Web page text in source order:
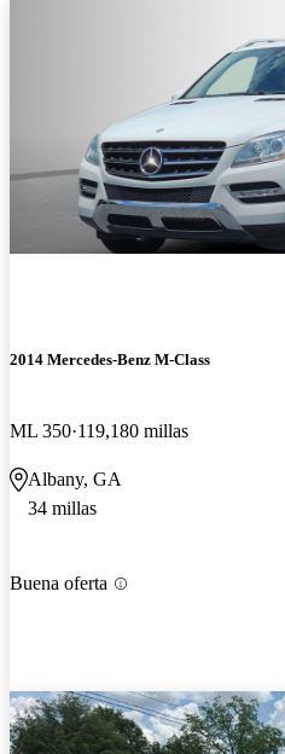
2014 Mercedes-Benz M-Class
ML 350 119,180 millas
Albany, GA
34 millas
Buena oferta